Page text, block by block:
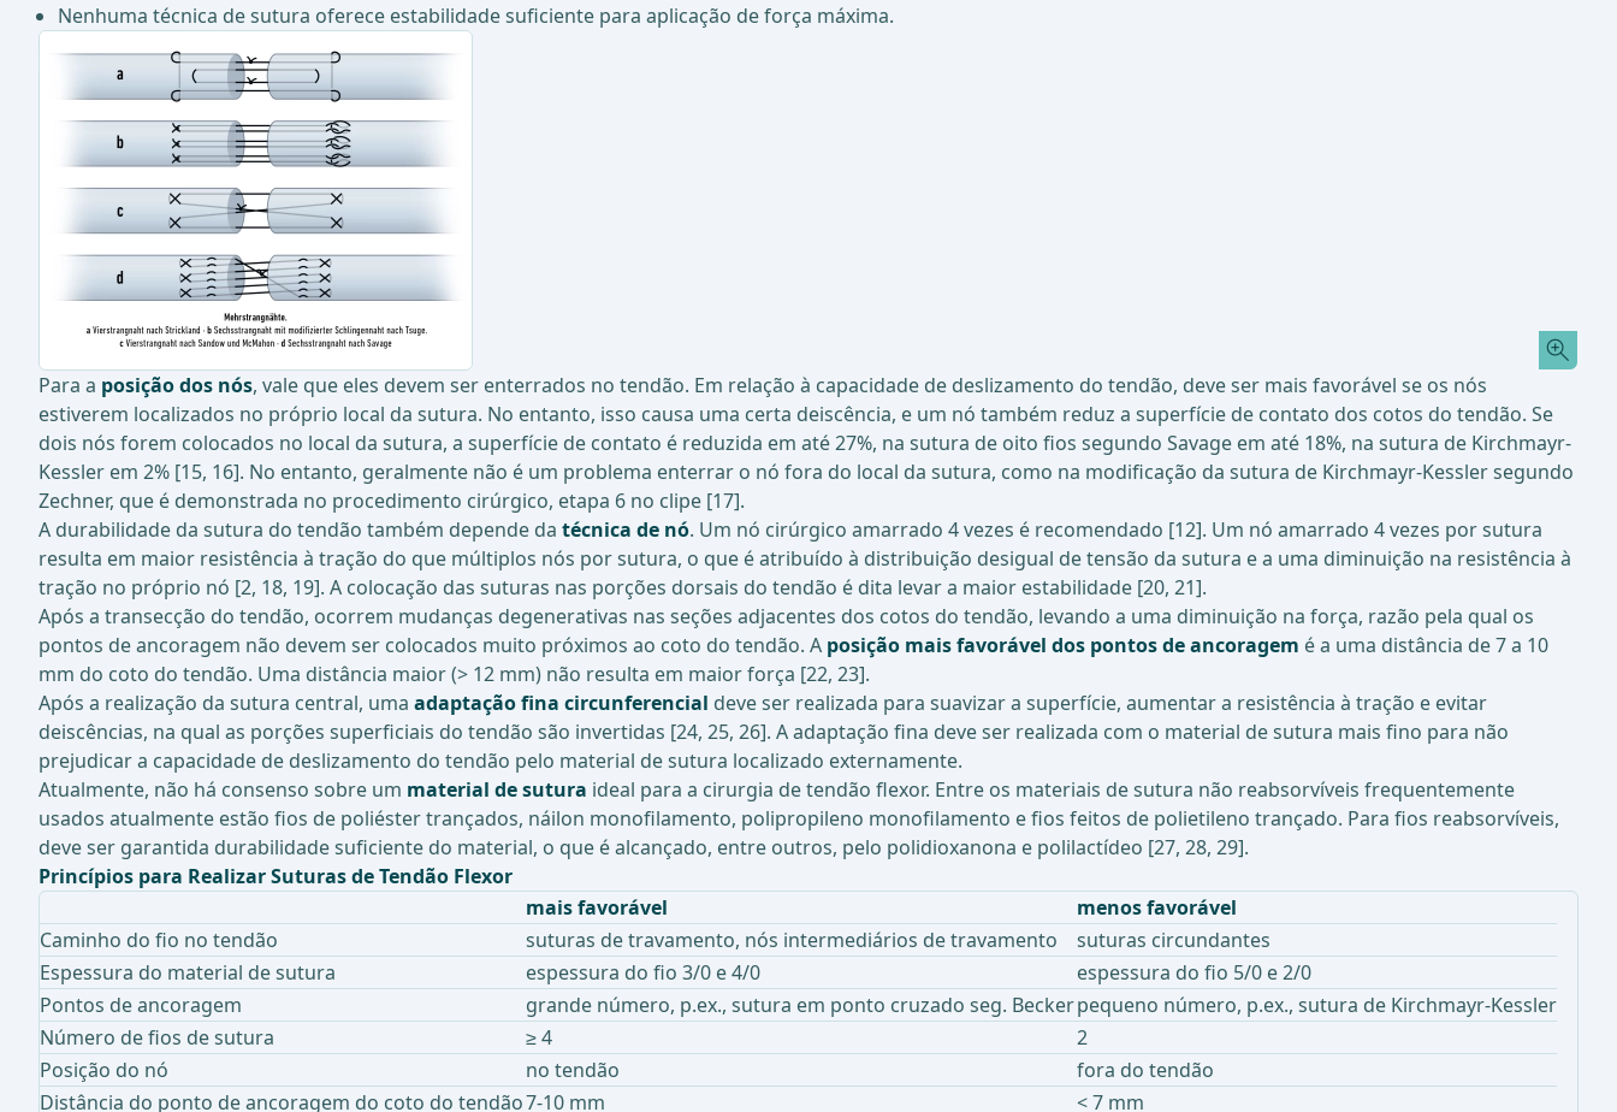
Nenhuma técnica de sutura oferece estabilidade suficiente para aplicação de força máxima.
Para a posição dos nós, vale que eles devem ser enterrados no tendão. Em relação à capacidade de deslizamento do tendão, deve ser mais favorável se os nós
estiverem localizados no próprio local da sutura. No entanto, isso causa uma certa deiscência, e um nó também reduz a superfície de contato dos cotos do tendão. Se
dois nós forem colocados no local da sutura, a superfície de contato é reduzida em até 27%, na sutura de oito fios segundo Savage em até 18%, na sutura de Kirchmayr-
Kessler em 2% [15, 16]. No entanto, geralmente não é um problema enterrar o nó fora do local da sutura, como na modificação da sutura de Kirchmayr-Kessler segundo
Zechner, que é demonstrada no procedimento cirúrgico, etapa 6 no clipe [17].
A durabilidade da sutura do tendão também depende da técnica de nó. Um nó cirúrgico amarrado 4 vezes é recomendado [12]. Um nó amarrado 4 vezes por sutura
resulta em maior resistência à tração do que múltiplos nós por sutura, o que é atribuído à distribuição desigual de tensão da sutura e a uma diminuição na resistência à
tração no próprio nó [2, 18, 19]. A colocação das suturas nas porções dorsais do tendão é dita levar a maior estabilidade [20, 21].
Após a transecção do tendão, ocorrem mudanças degenerativas nas seções adjacentes dos cotos do tendão, levando a uma diminuição na força, razão pela qual os
pontos de ancoragem não devem ser colocados muito próximos ao coto do tendão. A posição mais favorável dos pontos de ancoragem é a uma distância de 7 a 10
mm do coto do tendão. Uma distância maior (> 12 mm) não resulta em maior força [22, 23].
Após a realização da sutura central, uma adaptação fina circunferencial deve ser realizada para suavizar a superfície, aumentar a resistência à tração e evitar
deiscências, na qual as porções superficiais do tendão são invertidas [24, 25, 26]. A adaptação fina deve ser realizada com o material de sutura mais fino para não
prejudicar a capacidade de deslizamento do tendão pelo material de sutura localizado externamente.
Atualmente, não há consenso sobre um material de sutura ideal para a cirurgia de tendão flexor. Entre os materiais de sutura não reabsorvíveis frequentemente
usados atualmente estão fios de poliéster trançados, náilon monofilamento, polipropileno monofilamento e fios feitos de polietileno trançado. Para fios reabsorvíveis,
deve ser garantida durabilidade suficiente do material, o que é alcançado, entre outros, pelo polidioxanona e polilactídeo [27, 28, 29].
Princípios para Realizar Suturas de Tendão Flexor
mais favorável
menos favorável
Caminho do fio no tendão
suturas de travamento, nós intermediários de travamento
suturas circundantes
Espessura do material de sutura
espessura do fio 3/0 e 4/0
espessura do fio 5/0 e 2/0
Pontos de ancoragem
grande número, p.ex., sutura em ponto cruzado seg. Beckerpequeno número, p.ex., sutura de Kirchmayr-Kessler
Número de fios de sutura
≥ 4
2
Posição do nó
no tendão
fora do tendão
Distância do ponto de ancoragem do coto do tendão7-10 mm
< 7 mm